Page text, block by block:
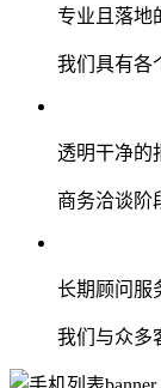
专业且落地
我们具有各
透明干净的
商务洽谈阶
长期顾问服
我们与众多